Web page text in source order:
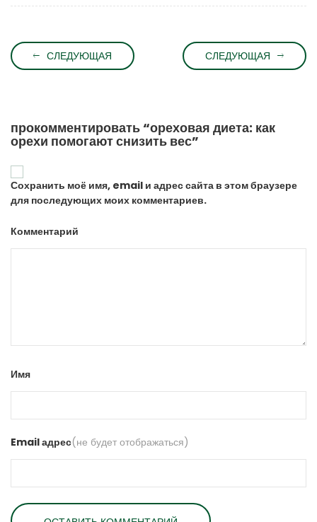
СЛЕДУЮЩАЯ СЛЕДУЮЩАЯ
прокомментировать “ореховая диета: как
орехи помогают снизить вес”
Сохранить моё имя, email и адрес сайта в этом браузере
для последующих моих комментариев.
Комментарий
Имя
Email адрес(не будет отображаться)